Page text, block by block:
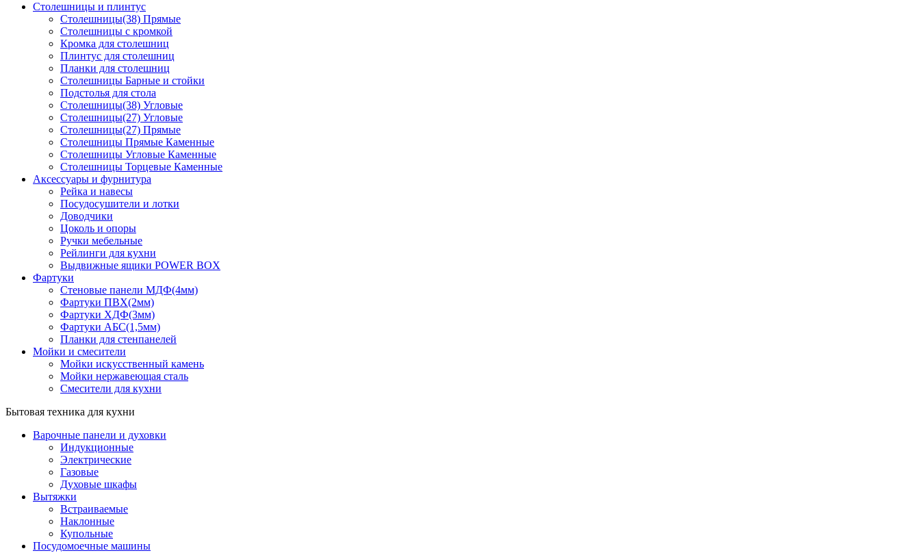
Столешницы и плинтус
Столешницы(38) Прямые
Столешницы с кромкой
Кромка для столешниц
Плинтус для столешниц
Планки для столешниц
Столешницы Барные и стойки
Подстолья для стола
Столешницы(38) Угловые
Столешницы(27) Угловые
Столешницы(27) Прямые
Столешницы Прямые Каменные
Столешницы Угловые Каменные
Столешницы Торцевые Каменные
Аксессуары и фурнитура
Рейка и навесы
Посудосушители и лотки
Доводчики
Цоколь и опоры
Ручки мебельные
Рейлинги для кухни
Выдвижные ящики POWER BOX
Фартуки
Стеновые панели МДФ(4мм)
Фартуки ПВХ(2мм)
Фартуки ХДФ(3мм)
Фартуки АБС(1,5мм)
Планки для стенпанелей
Мойки и смесители
Мойки искусственный камень
Мойки нержавеющая сталь
Смесители для кухни
Бытовая техника для кухни
Варочные панели и духовки
Индукционные
Электрические
Газовые
Духовые шкафы
Вытяжки
Встраиваемые
Наклонные
Купольные
Посудомоечные машины